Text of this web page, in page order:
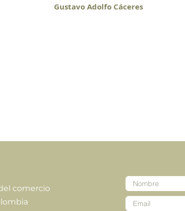
Gustavo Adolfo Cáceres
comercio